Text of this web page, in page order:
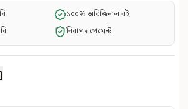
১০০% অরিজিনাল বই
নিরাপদ পেমেন্ট